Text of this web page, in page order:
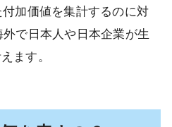
加価値を集計するのに対
で日本人や日本企業が生
ます。